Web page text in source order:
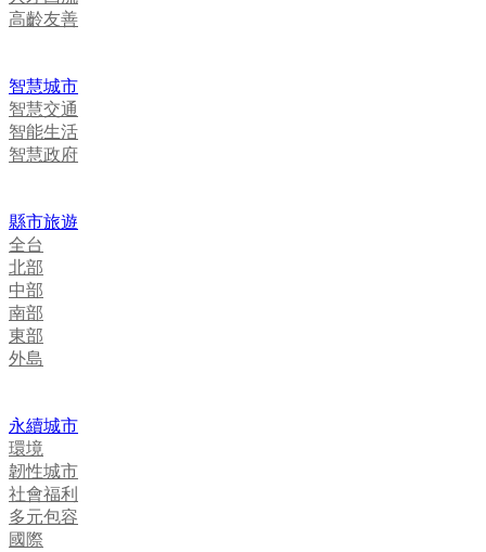
高齡友善
智慧城市
智慧交通
智能生活
智慧政府
縣市旅遊
全台
北部
中部
南部
東部
外島
永續城市
環境
韌性城市
社會福利
多元包容
國際